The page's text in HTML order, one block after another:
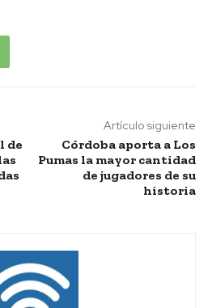
de
Artículo siguiente
Córdoba aporta a Los
Pumas la mayor cantidad
de jugadores de su
historia